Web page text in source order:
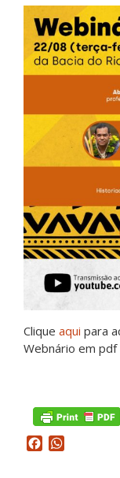
Clique aqui para
Webnário em pdf
Facebook